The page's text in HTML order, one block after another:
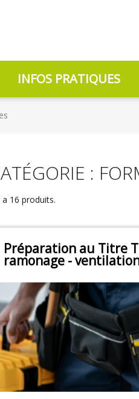
INFOS PRATIQUES
:
a 16 produits.
Préparation au Titre
ramonage -